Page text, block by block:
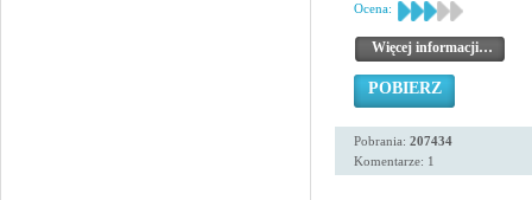
Ocena:
Więcej informacji…
POBIERZ
Pobrania: 207434
Komentarze: 1